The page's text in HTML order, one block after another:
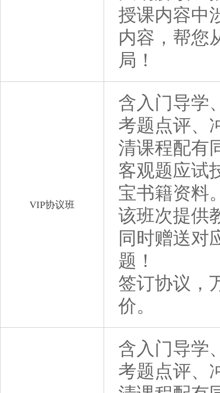
授课内容中
内容，帮您
局！
VIP协议班
含入门导学
考题点评、
清课程配有
客观题应试
宝书籍资料
该班次提供
同时赠送对
题！
签订协议，
价。
含入门导学
考题点评、